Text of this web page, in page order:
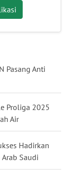
Pasang Anti
Proliga 2025
Air
Hadirkan
Saudi